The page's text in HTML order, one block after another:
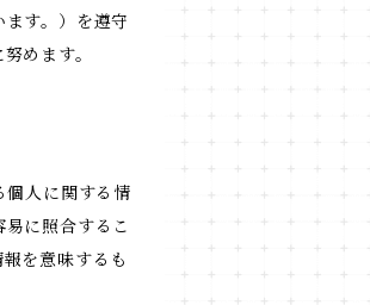
す。）を遵守
めます。
個人に関する情
に照合するこ
を意味するも